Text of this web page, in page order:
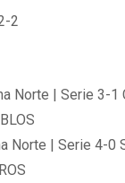
2
Norte | Serie 3-1
Norte | Serie 4-0